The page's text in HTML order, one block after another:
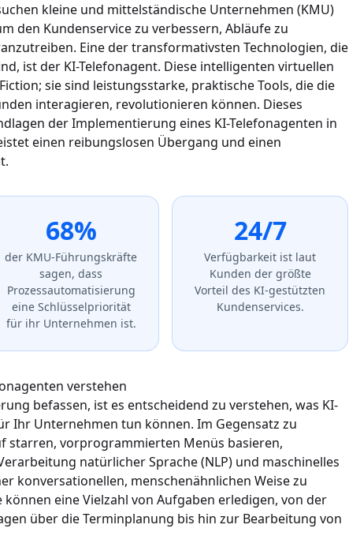
kleine und mittelständische Unternehmen (KMU)
den Kundenservice zu verbessern, Abläufe zu
Eine der transformativsten Technologien, die
ist der KI-Telefonagent. Diese intelligenten virtuellen
sie sind leistungsstarke, praktische Tools, die die
interagieren, revolutionieren können. Dieses
der Implementierung eines KI-Telefonagenten in
einen reibungslosen Übergang und einen
68%
der KMU-Führungskräfte
sagen, dass
Prozessautomatisierung
eine Schlüsselpriorität
für ihr Unternehmen ist.
24/7
Verfügbarkeit ist laut
Kunden der größte
Vorteil des KI-gestützten
Kundenservices.
verstehen
befassen, ist es entscheidend zu verstehen, was KI-
Ihr Unternehmen tun können. Im Gegensatz zu
starren, vorprogrammierten Menüs basieren,
natürlicher Sprache (NLP) und maschinelles
konversationellen, menschenähnlichen Weise zu
eine Vielzahl von Aufgaben erledigen, von der
über die Terminplanung bis hin zur Bearbeitung von